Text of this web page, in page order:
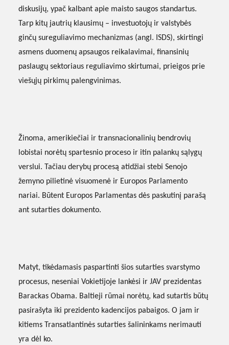
diskusijų, ypač kalbant apie maisto saugos standartus.
Tarp kitų jautrių klausimų – investuotojų ir valstybės
ginčų sureguliavimo mechanizmas (angl. ISDS), skirtingi
asmens duomenų apsaugos reikalavimai, finansinių
paslaugų sektoriaus reguliavimo skirtumai, prieigos prie
viešųjų pirkimų palengvinimas.
Žinoma, amerikiečiai ir transnacionalinių bendrovių
lobistai norėtų spartesnio proceso ir itin palankų sąlygų
verslui. Tačiau derybų procesą atidžiai stebi Senojo
žemyno pilietinė visuomenė ir Europos Parlamento
nariai. Būtent Europos Parlamentas dės paskutinį parašą
ant sutarties dokumento.
Matyt, tikėdamasis paspartinti šios sutarties svarstymo
procesus, neseniai Vokietijoje lankėsi ir JAV prezidentas
Barackas Obama. Baltieji rūmai norėtų, kad sutartis būtų
pasirašyta iki prezidento kadencijos pabaigos. O jam ir
kitiems Transatlantinės sutarties šalininkams nerimauti
yra dėl ko.